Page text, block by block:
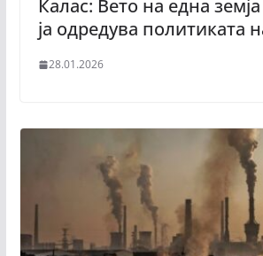
Калас: Вето на една
ја одредува политиката
28.01.2026